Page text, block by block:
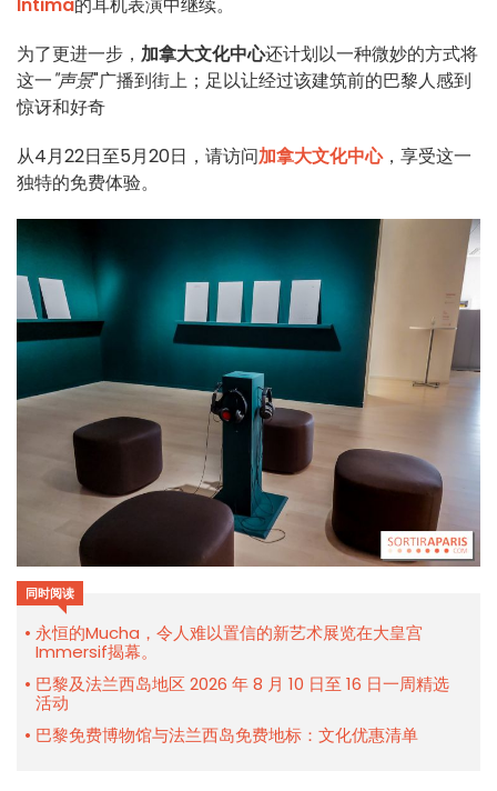
为了更进一步， 加拿大文化中心还计划以一种微妙的方式将
这一"声景"广播到街上；足以让经过该建筑前的巴黎人感到
惊讶和好奇
从4月22日至5月20日，请访问加拿大文化中心，享受这一
独特的免费体验。
同时阅读
永恒的Mucha，令人难以置信的新艺术展览在大皇宫
Immersif揭幕。
巴黎及法兰西岛地区 2026 年 8 月 10 日至 16 日一周精选
活动
巴黎免费博物馆与法兰西岛免费地标：文化优惠清单